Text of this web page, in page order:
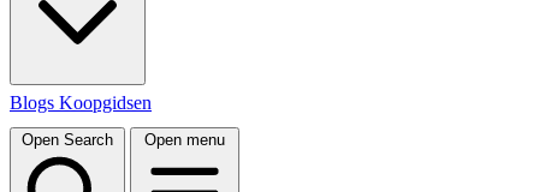
Blogs Koopgidsen
Open Search Open menu